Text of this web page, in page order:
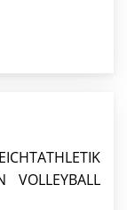
VOLLEYBALL